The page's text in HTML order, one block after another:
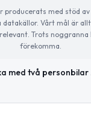
producerats med stöd
datakällor. Vårt mål är
Trots
förekomma.